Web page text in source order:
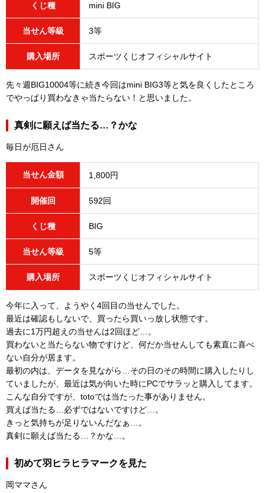
くじ種 mini BIG
当せん等級 3等
購入場所 スポーツくじオフィシャルサイト
先々週BIG10004等に続き今回はmini BIG3等と気を良くしたところ
でやっぱり買わなきゃ当たらない！と思いました。
真剣に願えば当たる…？かな
毎日が厄日さん
当せん金額 1,800円
開催回 592回
くじ種 BIG
当せん等級 5等
購入場所 スポーツくじオフィシャルサイト
今年に入って、ようやく4回目の当せんでした。
最近は確認もしないで、買ったら買いっ放し状態です。
過去に1万円超えの当せんは2回ほど…。
買わないと当たらない物ですけど、何だか当せんしても素直に喜べ
ない自分が居ます。
最初の内は、データを見ながら…その日のその時間に購入したりし
ていましたが、最近は気が向いた時にPCでサラッと購入してます。
こんな自分ですが、totoでは当たった事がありません。
買えば当たる…必ずではないですけど…。
きっと気持ちが足りないんだなぁ…。
真剣に願えば当たる…？かな…。
初めて羽ヒラヒラマークを見た
岡ママさん